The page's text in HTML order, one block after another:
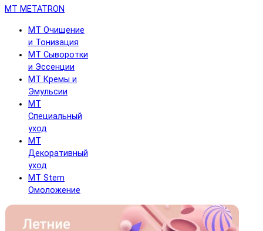
MT METATRON
MT Очищение
и Тонизация
MT Сыворотки
и Эссенции
MT Кремы и
Эмульсии
MT
Специальный
уход
MT
Декоративный
уход
MT Stem
Омоложение